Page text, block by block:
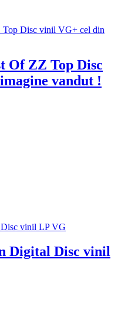
ZZ Top Disc
din imagine vandut !
Disc vinil